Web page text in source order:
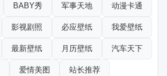
BABY秀 军事天地 动漫卡通
影视剧照 必应壁纸 我爱壁纸
最新壁纸 月历壁纸 汽车天下
爱情美图 站长推荐